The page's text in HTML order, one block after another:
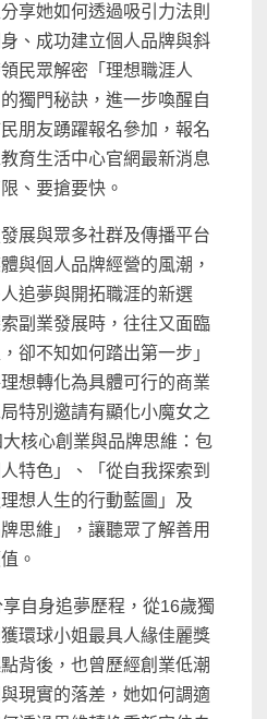
享她如何透過吸引力法則
、成功建立個人品牌與斜
民眾解密「理想職涯人
獨門秘訣，進一步喚醒自
朋友踴躍報名參加，報名
育生活中心官網最新消息
、要搶要快。
展與眾多社群及傳播平台
與個人品牌經營的風潮，
追夢與開拓職涯的新選
副業發展時，往往又面臨
卻不知如何踏出第一步」
想轉化為具體可行的商業
特別邀請有顯化小魔女之
核心創業與品牌思維：包
特色」、「從自我探索到
想人生的行動藍圖」及
思維」，讓聽眾了解善用
。
自身追夢歷程，從16歲獨
環球小姐最具人緣佳麗獎
背後，也曾歷經創業低潮
現實的落差，她如何調適